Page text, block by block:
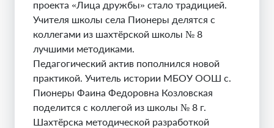
проекта «Лица дружбы» стало традицией.
Учителя школы села Пионеры делятся с
коллегами из шахтёрской школы № 8
лучшими методиками.
Педагогический актив пополнился новой
практикой. Учитель истории МБОУ ООШ с.
Пионеры Фаина Федоровна Козловская
поделится с коллегой из школы № 8 г.
Шахтёрска методической разработкой